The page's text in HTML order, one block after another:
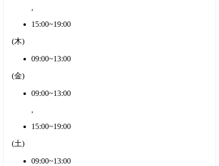
,
15:00~19:00
(木)
09:00~13:00
(金)
09:00~13:00
,
15:00~19:00
(土)
09:00~13:00